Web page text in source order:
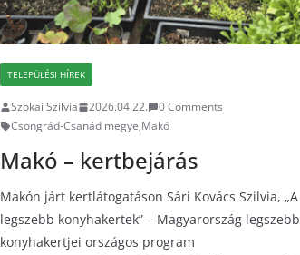
TELEPÜLÉSI HÍREK
Szokai Szilvia 2026.04.22.
0 Comments
Csongrád-Csanád megye,Makó
Makó – kertbejárás
Makón járt kertlátogatáson Sári Kovács Szilvia, „A
legszebb konyhakertek” – Magyarország legszebb
konyhakertjei országos program